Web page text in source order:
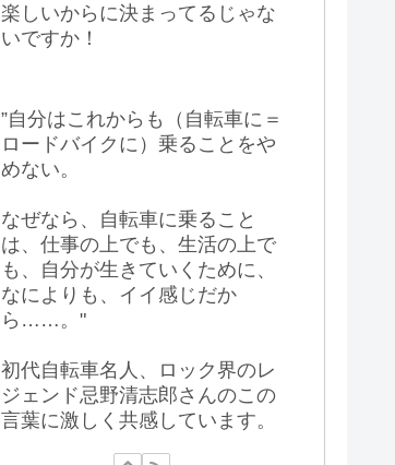
楽しいからに決まってるじゃな
いですか！
”自分はこれからも（自転車に＝
ロードバイクに）乗ることをや
めない。
なぜなら、自転車に乗ること
は、仕事の上でも、生活の上で
も、自分が生きていくために、
なによりも、イイ感じだか
ら……。"
初代自転車名人、ロック界のレ
ジェンド忌野清志郎さんのこの
言葉に激しく共感しています。